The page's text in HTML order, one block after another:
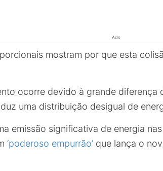
Ads
mostram por que esta
ocorre devido à grande diferença
uma distribuição desigual de
emissão significativa de energia
‘poderoso empurrão’ que lança o